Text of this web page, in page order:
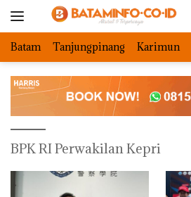
Batam Tanjungpinang Karimun
BPK RI Perwakilan Kepri